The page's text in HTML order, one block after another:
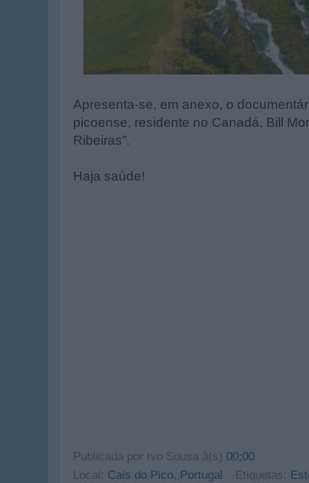
Apresenta-se, em anexo, o
picoense, residente no Canadá, Bill
Ribeiras”.
Haja saúde!
Publicada por Ivo Sousa à(s) 00:00
Local: Cais do Pico, Portugal Etiquetas: